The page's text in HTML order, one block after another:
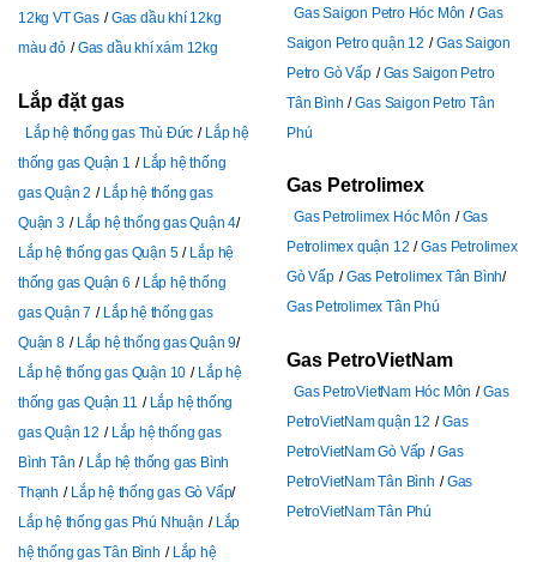
12kg VT Gas
Gas dầu khí 12kg
màu đỏ
Gas dầu khí xám 12kg
Lắp đặt gas
Lắp hệ thống gas Thủ Đức
Lắp hệ
thống gas Quận 1
Lắp hệ thống
gas Quận 2
Lắp hệ thống gas
Quận 3
Lắp hệ thống gas Quận 4
Lắp hệ thống gas Quận 5
Lắp hệ
thống gas Quận 6
Lắp hệ thống
gas Quận 7
Lắp hệ thống gas
Quận 8
Lắp hệ thống gas Quận 9
Lắp hệ thống gas Quận 10
Lắp hệ
thống gas Quận 11
Lắp hệ thống
gas Quận 12
Lắp hệ thống gas
Bình Tân
Lắp hệ thống gas Bình
Thạnh
Lắp hệ thống gas Gò Vấp
Lắp hệ thống gas Phú Nhuận
Lắp
hệ thống gas Tân Bình
Lắp hệ
Gas Saigon Petro Hóc Môn
Gas
Saigon Petro quận 12
Gas Saigon
Petro Gò Vấp
Gas Saigon Petro
Tân Bình
Gas Saigon Petro Tân
Phú
Gas Petrolimex
Gas Petrolimex Hóc Môn
Gas
Petrolimex quận 12
Gas Petrolimex
Gò Vấp
Gas Petrolimex Tân Bình
Gas Petrolimex Tân Phú
Gas PetroVietNam
Gas PetroVietNam Hóc Môn
Gas
PetroVietNam quận 12
Gas
PetroVietNam Gò Vấp
Gas
PetroVietNam Tân Bình
Gas
PetroVietNam Tân Phú